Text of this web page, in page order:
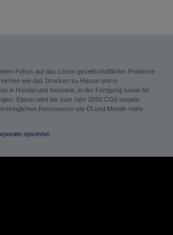
Fokus auf das Lösen gesellschaftlicher Probleme
wie das Drucken zu Hause und in
in Handel und Industrie, in der Fertigung sowie für
Epson wird bis zum Jahr 2050 CO2-negativ
Ressourcen wie Öl und Metalle mehr
en